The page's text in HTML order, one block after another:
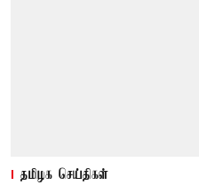
தமிழக செய்திகள்